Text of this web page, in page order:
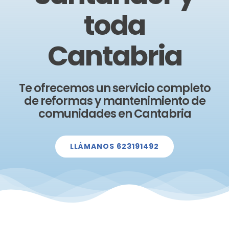
toda
Cantabria
Te ofrecemos un servicio completo
de reformas y mantenimiento de
comunidades en Cantabria
LLÁMANOS 623191492